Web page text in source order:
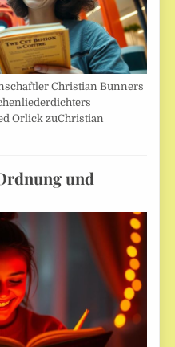
Christian Bunners
Orlick zuChristian
und